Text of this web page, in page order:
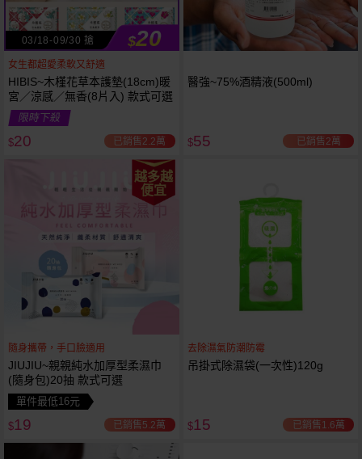
03/18-09/30 搶 $20
女生都超愛柔軟又舒適
HIBIS~木槿花草本護墊(18cm)暖
宮／涼感／無香(8片入) 款式可選
限時下殺
$20 已銷售2.2萬
醫強~75%酒精液(500ml)
$55 已銷售2萬
越多越
便宜
隨身攜帶，手口臉適用
JIUJIU~親親純水加厚型柔濕巾
(隨身包)20抽 款式可選
單件最低16元
$19 已銷售5.2萬
去除濕氣防潮防霉
吊掛式除濕袋(一次性)120g
$15 已銷售1.6萬